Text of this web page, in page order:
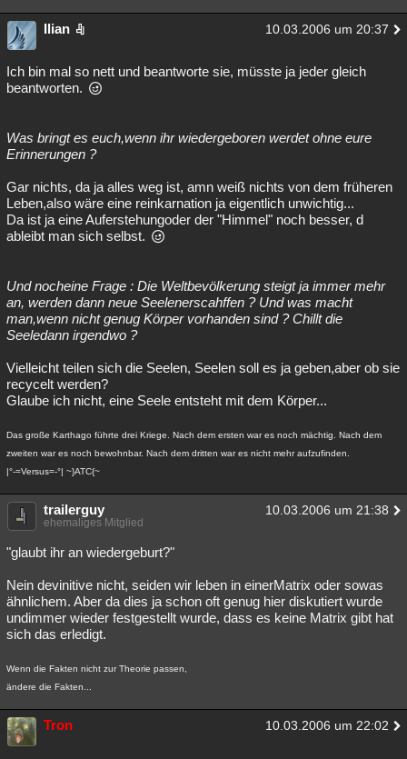
Ilian 10.03.2006 um 20:37
Ich bin mal so nett und beantworte sie, müsste ja jeder gleich
beantworten.
Was bringt es euch,wenn ihr wiedergeboren werdet ohne eure
Erinnerungen ?
Gar nichts, da ja alles weg ist, amn weiß nichts von dem früheren
Leben,also wäre eine reinkarnation ja eigentlich unwichtig...
Da ist ja eine Auferstehungoder der "Himmel" noch besser, d
ableibt man sich selbst.
Und nocheine Frage : Die Weltbevölkerung steigt ja immer mehr
an, werden dann neue Seelenerscahffen ? Und was macht
man,wenn nicht genug Körper vorhanden sind ? Chillt die
Seeledann irgendwo ?
Vielleicht teilen sich die Seelen, Seelen soll es ja geben,aber ob sie
recycelt werden?
Glaube ich nicht, eine Seele entsteht mit dem Körper...
Das große Karthago führte drei Kriege. Nach dem ersten war es noch mächtig. Nach dem
zweiten war es noch bewohnbar. Nach dem dritten war es nicht mehr aufzufinden.
|°-=Versus=-°| ~}ATC{~
trailerguy 10.03.2006 um 21:38
ehemaliges Mitglied
"glaubt ihr an wiedergeburt?"
Nein devinitive nicht, seiden wir leben in einerMatrix oder sowas
ähnlichem. Aber da dies ja schon oft genug hier diskutiert wurde
undimmer wieder festgestellt wurde, dass es keine Matrix gibt hat
sich das erledigt.
Wenn die Fakten nicht zur Theorie passen,
ändere die Fakten...
Tron 10.03.2006 um 22:02